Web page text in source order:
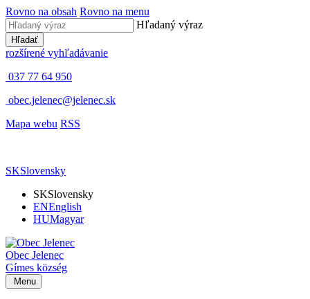
Rovno na obsah Rovno na menu
Hľadaný výraz
Hľadať
rozšírené vyhľadávanie
037 77 64 950
obec.jelenec@jelenec.sk
Mapa webu RSS
SKSlovensky
SKSlovensky
ENEnglish
HUMagyar
Obec Jelenec
Gímes község
Menu